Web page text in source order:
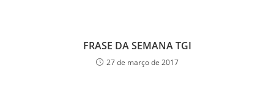
FRASE DA SEMANA TGI
27 de março de 2017